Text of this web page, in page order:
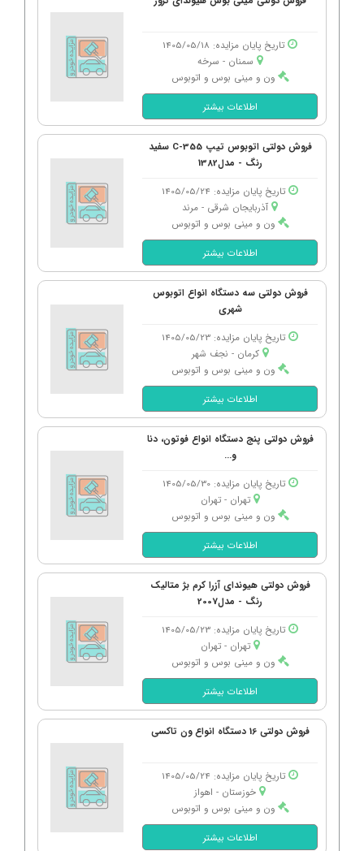
تاریخ پایان مزایده: 1405/05/18
سمنان - سرخه
ون و مینی بوس و اتوبوس
اطلاعات بیشتر
فروش دولتی اتوبوس تیپ C-355 سفید
رنگ - مدل1382
تاریخ پایان مزایده: 1405/05/24
آذربایجان شرقی - مرند
ون و مینی بوس و اتوبوس
اطلاعات بیشتر
فروش دولتی سه دستگاه انواع اتوبوس
شهری
تاریخ پایان مزایده: 1405/05/23
کرمان - نجف شهر
ون و مینی بوس و اتوبوس
اطلاعات بیشتر
فروش دولتی پنج دستگاه انواع فوتون، دنا
و...
تاریخ پایان مزایده: 1405/05/30
تهران - تهران
ون و مینی بوس و اتوبوس
اطلاعات بیشتر
فروش دولتی هیوندای آزرا کرم بژ متالیک
رنگ - مدل2007
تاریخ پایان مزایده: 1405/05/23
تهران - تهران
ون و مینی بوس و اتوبوس
اطلاعات بیشتر
فروش دولتی 16 دستگاه انواع ون تاکسی
تاریخ پایان مزایده: 1405/05/24
خوزستان - اهواز
ون و مینی بوس و اتوبوس
اطلاعات بیشتر